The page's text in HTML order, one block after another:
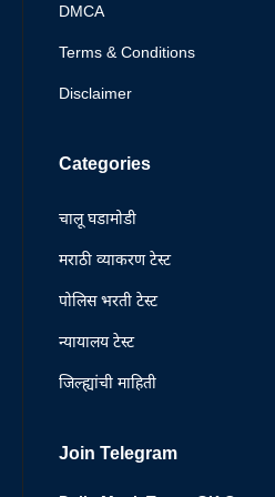
DMCA
Terms & Conditions
Disclaimer
Categories
चालू घडामोडी
मराठी व्याकरण टेस्ट
पोलिस भरती टेस्ट
न्यायालय टेस्ट
जिल्ह्यांची माहिती
Join Telegram